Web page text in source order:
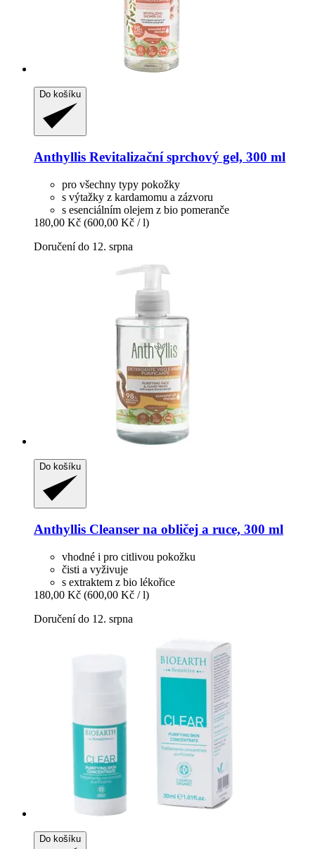
Do košíku
Anthyllis Revitalizační sprchový gel, 300 ml
pro všechny typy pokožky
s výtažky z kardamomu a zázvoru
s esenciálním olejem z bio pomeranče
180,00 Kč (600,00 Kč / l)
Doručení do 12. srpna
Do košíku
Anthyllis Cleanser na obličej a ruce, 300 ml
vhodné i pro citlivou pokožku
čisti a vyživuje
s extraktem z bio lékořice
180,00 Kč (600,00 Kč / l)
Doručení do 12. srpna
Do košíku